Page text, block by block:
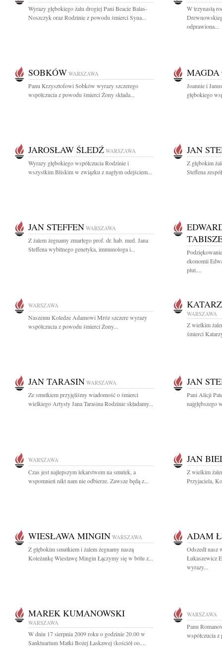
Wyrazy głębokiego żalu drogiej Pani Beacie Balas-
Noszczyk oraz Rodzinie z powodu śmierci Syna...
W trzynastą
odprawiona...
SOBKÓW WARSZAWA
Panu Krzysztofowi Sobków wyrazy szczerego
współczucia z powodu śmierci Żony składa...
MAGDA
Joannie i
głębokiego
JAROSŁAW ŚLEDŹ WARSZAWA
Wyrazy głębokiego współczucia Rodzinie i
wszystkim Bliskim w związku z nagłym odejściem...
JAN
Z głębokim
Steffena
JAN STEFFEN WARSZAWA
Z żalem żegnamy zmarłego prof. dr. hab. med. Jana
Steffena wybitnego genetyka, immunologa i...
ekonomii
plut....
WARSZAWA
Naszemu Koledze Adamowi Mróz szczere wyrazy
współczucia z powodu śmierci Żony...
WARSZAWA
Z wielkim
śmierci
JAN TARASIN WARSZAWA
Ze smutkiem przyjęliśmy wiadomość o śmierci
wielkiego Artysty Jana Tarasina Rodzinie składamy...
JAN
Pani Alicji
najgłębszego
WARSZAWA
Czas jest najlepszym lekarstwem na smutek, a
wspomnień nikt nam nie odbierze. Zawsze będą z...
JAN
Z wielkim
Przyjaciela,
WIESŁAWA MINGIN WARSZAWA
Z głębokim smutkiem i żalem żegnamy naszą
Koleżankę Wiesławę Mingin Łączymy się w bólu z...
ADAM
Odszedł nasz
Łukaszewicz
wyrazy...
MAREK KUMANOWSKI
WARSZAWA
W dniu 17 sierpnia 2009 roku o godzinie 20.00 w
Sanktuarium Matki Bożej Łaskawej (kościół oo....
WARSZAWA
Panu
współczucia